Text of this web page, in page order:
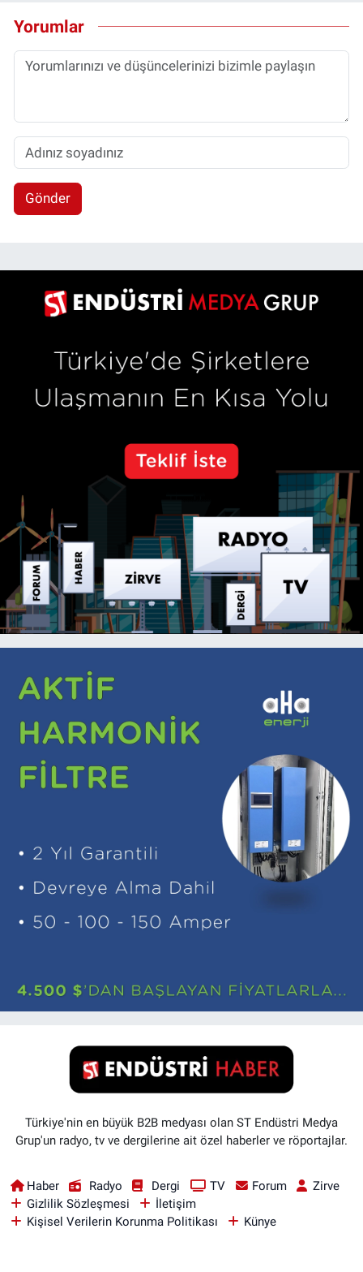
Yorumlar
Gönder
Türkiye'nin en büyük B2B medyası olan ST Endüstri Medya
Grup'un radyo, tv ve dergilerine ait özel haberler ve röportajlar.
Haber Radyo Dergi TV Forum
Zirve
Gizlilik Sözleşmesi
İletişim
Kişisel Verilerin Korunma Politikası
Künye